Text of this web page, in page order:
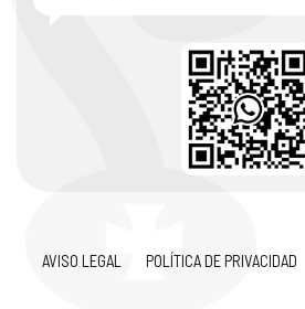
AVISO LEGAL POLÍTICA DE PRIVACIDAD